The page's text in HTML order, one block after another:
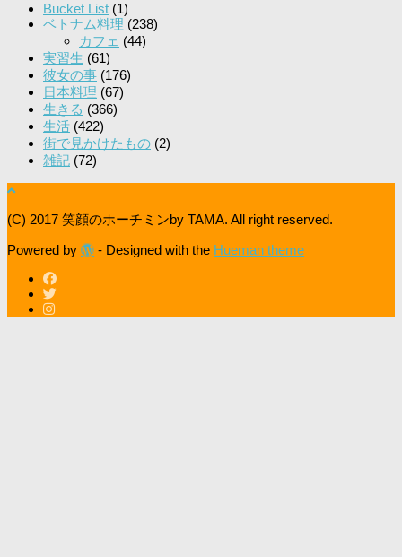
Bucket List (1)
ベトナム料理 (238)
カフェ (44)
実習生 (61)
彼女の事 (176)
日本料理 (67)
生きる (366)
生活 (422)
街で見かけたもの (2)
雑記 (72)
(C) 2017 笑顔のホーチミンby TAMA. All right reserved.
Powered by - Designed with the Hueman theme